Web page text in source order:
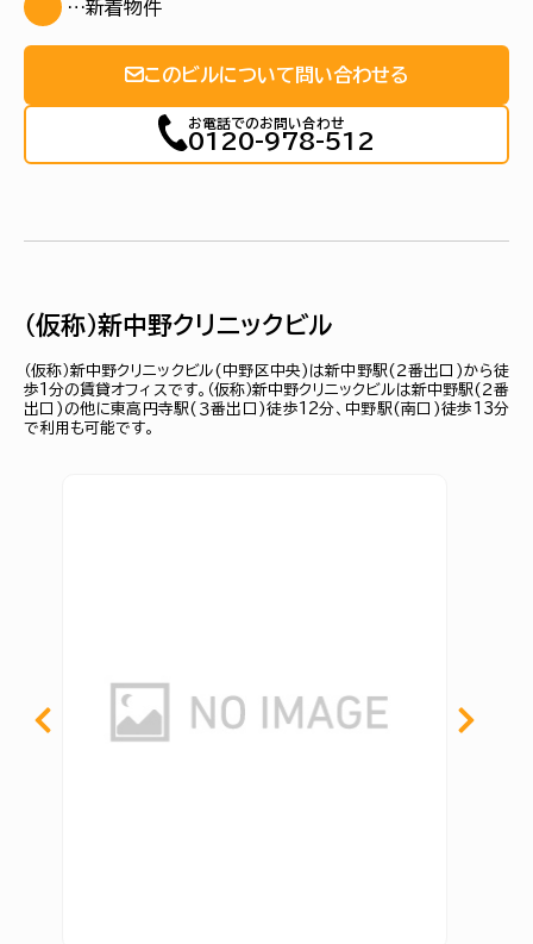
…新着物件
このビルについて問い合わせる
お電話でのお問い合わせ
0120-978-512
（仮称）新中野クリニックビル
（仮称）新中野クリニックビル(中野区中央)は新中野駅(２番出口)から徒
歩1分の賃貸オフィスです。（仮称）新中野クリニックビルは新中野駅(２番
出口)の他に東高円寺駅(３番出口)徒歩12分、中野駅(南口)徒歩13分
で利用も可能です。